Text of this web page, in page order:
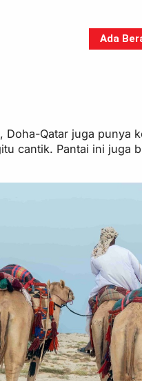
Ada
Doha-Qatar juga punya
cantik. Pantai ini juga